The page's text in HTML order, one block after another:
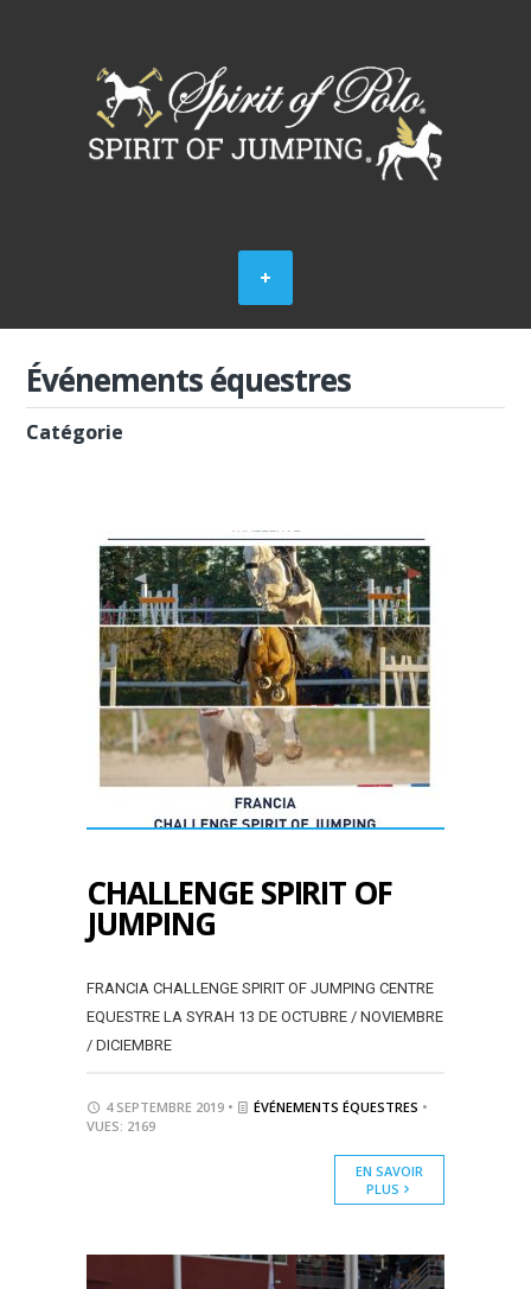
Événements équestres
Catégorie
CHALLENGE SPIRIT OF
JUMPING
FRANCIA CHALLENGE SPIRIT OF JUMPING CENTRE
EQUESTRE LA SYRAH 13 DE OCTUBRE / NOVIEMBRE
/ DICIEMBRE
4 SEPTEMBRE 2019 • ÉVÉNEMENTS ÉQUESTRES •
VUES: 2169
EN SAVOIR
PLUS